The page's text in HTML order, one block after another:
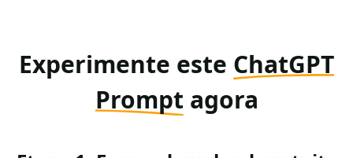
Experimente este ChatGPT
Prompt agora